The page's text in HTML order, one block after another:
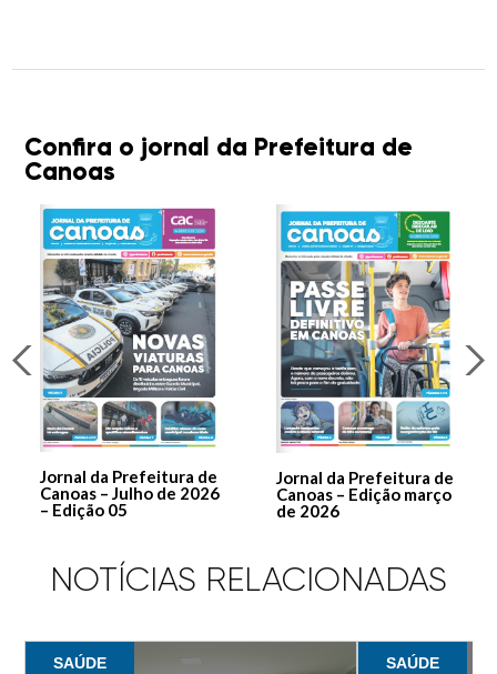
Confira o jornal da Prefeitura de
Canoas
Jornal da Prefeitura de
Canoas – Julho de 2026
– Edição 05
Jornal da Prefeitura de
Canoas – Edição março
de 2026
NOTÍCIAS RELACIONADAS
SAÚDE SAÚDE